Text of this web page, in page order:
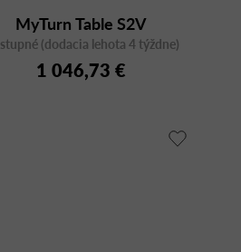
MyTurn Table S2V
(dodacia lehota 4 týždne)
1 046,73 €